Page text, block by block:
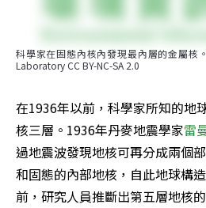
科學家在固態內核內發現最內層的金屬核
Laboratory CC BY-NC-SA 2.0
在1936年以前，科學家所知的地
核三層。1936年丹麥地震學家雷
過地震波發現地核可再分成兩個
和固態的內部地核，自此地球構
前，研究人員推斷出第五層地核